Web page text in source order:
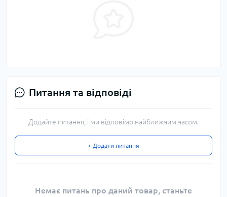
Питання та відповіді
Додайте питання, і ми відповімо найближчим часом.
+ Додати питання
Немає питань про даний товар, станьте